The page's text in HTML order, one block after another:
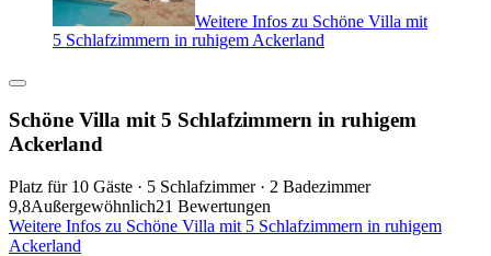
Weitere Infos zu Schöne Villa mit
5 Schlafzimmern in ruhigem Ackerland
Schöne Villa mit 5 Schlafzimmern in ruhigem
Ackerland
Platz für 10 Gäste · 5 Schlafzimmer · 2 Badezimmer
9,8Außergewöhnlich21 Bewertungen
Weitere Infos zu Schöne Villa mit 5 Schlafzimmern in ruhigem
Ackerland